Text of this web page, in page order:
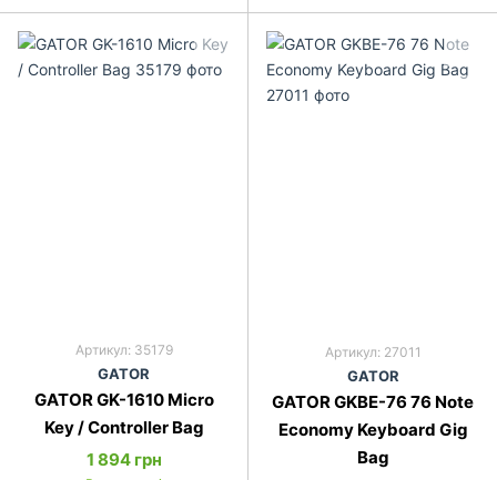
Артикул: 35179
GATOR
GATOR GK-1610 Micro
Key / Controller Bag
1 894 грн
Артикул: 27011
GATOR
GATOR GKBE-76 76 Note
Economy Keyboard Gig
Bag